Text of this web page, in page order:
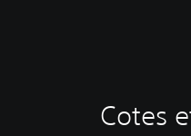
Cotes